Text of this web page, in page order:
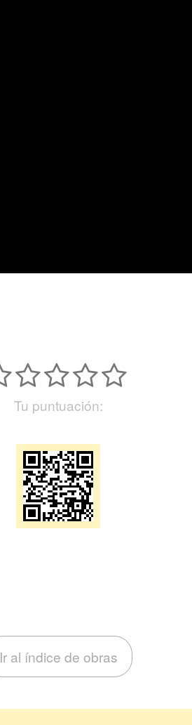
Tu puntuación:
Ir al índice de obras